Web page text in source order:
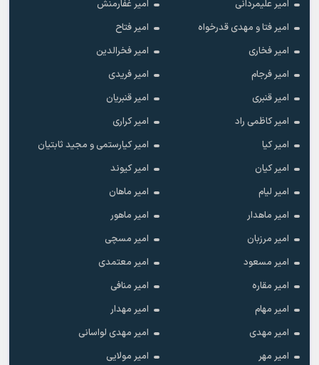
امیر علیمردانی
امیر غفارمنش
امیر فتا و مهدی قدرخواه
امیر فتاح
امیر فخاری
امیر فخرالدین
امیر فرجام
امیر فریدی
امیر قنبری
امیر قنبریان
امیر کاظمی راد
امیر کراری
امیر کیا
امیر کیارستمی و مجید ثابتیان
امیر کیان
امیر کیوند
امیر لیام
امیر ماهان
امیر ماهدار
امیر ماهور
امیر مرزبان
امیر مسچی
امیر مسعود
امیر معتمدی
امیر مقاره
امیر منافی
امیر مهام
امیر مهدار
امیر مهدی
امیر مهدی لواسانی
امیر مهر
امیر مولایی